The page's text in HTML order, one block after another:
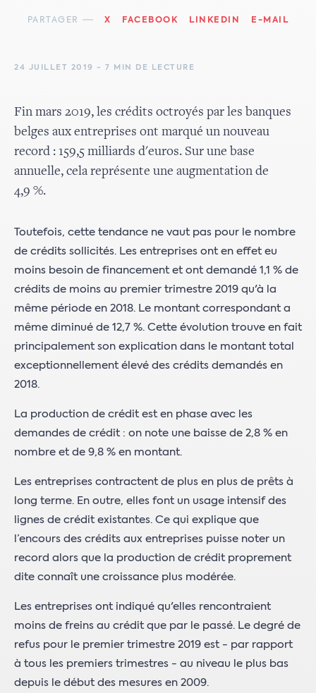
PARTAGER X FACEBOOK LINKEDIN E-MAIL
24 JUILLET 2019 - 7 MIN DE LECTURE
Fin mars 2019, les crédits octroyés par les banques
belges aux entreprises ont marqué un nouveau
record : 159,5 milliards d'euros. Sur une base
annuelle, cela représente une augmentation de
4,9 %.
Toutefois, cette tendance ne vaut pas pour le nombre
de crédits sollicités. Les entreprises ont en effet eu
moins besoin de financement et ont demandé 1,1 % de
crédits de moins au premier trimestre 2019 qu'à la
même période en 2018. Le montant correspondant a
même diminué de 12,7 %. Cette évolution trouve en fait
principalement son explication dans le montant total
exceptionnellement élevé des crédits demandés en
2018.
La production de crédit est en phase avec les
demandes de crédit : on note une baisse de 2,8 % en
nombre et de 9,8 % en montant.
Les entreprises contractent de plus en plus de prêts à
long terme. En outre, elles font un usage intensif des
lignes de crédit existantes. Ce qui explique que
l’encours des crédits aux entreprises puisse noter un
record alors que la production de crédit proprement
dite connaît une croissance plus modérée.
Les entreprises ont indiqué qu'elles rencontraient
moins de freins au crédit que par le passé. Le degré de
refus pour le premier trimestre 2019 est - par rapport
à tous les premiers trimestres - au niveau le plus bas
depuis le début des mesures en 2009.